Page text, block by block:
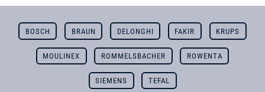
BOSCH BRAUN DELONGHI FAKIR KRUPS
MOULINEX ROMMELSBACHER ROWENTA
SIEMENS TEFAL